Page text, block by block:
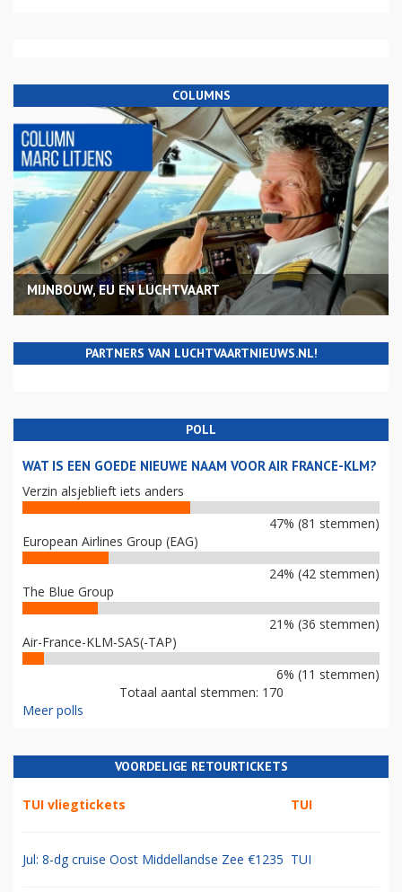
COLUMNS
MIJNBOUW, EU EN LUCHTVAART
PARTNERS VAN LUCHTVAARTNIEUWS.NL!
POLL
WAT IS EEN GOEDE NIEUWE NAAM VOOR AIR FRANCE-KLM?
Verzin alsjeblieft iets anders
47% (81 stemmen)
European Airlines Group (EAG)
24% (42 stemmen)
The Blue Group
21% (36 stemmen)
Air-France-KLM-SAS(-TAP)
6% (11 stemmen)
Totaal aantal stemmen: 170
Meer polls
VOORDELIGE RETOURTICKETS
TUI vliegtickets TUI
Jul: 8-dg cruise Oost Middellandse Zee €1235 TUI